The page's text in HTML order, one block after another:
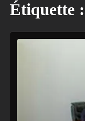
Étiquette :